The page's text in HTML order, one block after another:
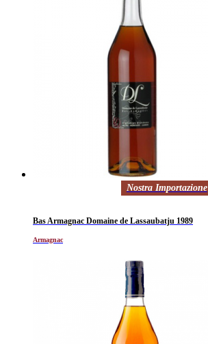
Nostra Importazione
Bas Armagnac Domaine de Lassaubatju 1989
Armagnac